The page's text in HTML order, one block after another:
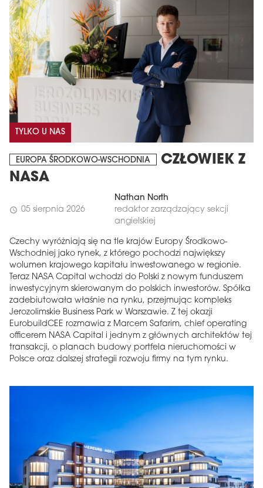
TYLKO U NAS
EUROPA ŚRODKOWO-WSCHODNIA
CZŁOWIEK Z
NASA
schedule 05 sierpnia 2026
Nathan North
redaktor zarządzający sekcji
angielskiej
Czechy wyróżniają się na tle krajów Europy Środkowo-
Wschodniej jako rynek, z którego pochodzi największy
wolumen krajowego kapitału inwestowanego w regionie.
Teraz NASA Capital wchodzi do Polski z nowym funduszem
inwestycyjnym skierowanym do polskich inwestorów. Spółka
zadebiutowała właśnie na rynku, przejmując kompleks
Jerozolimskie Business Park w Warszawie. Z tej okazji
EurobuildCEE rozmawia z Marcem Safarim, chief operating
officerem NASA Capital i jednym z głównych architektów tej
transakcji, o planach budowy portfela nieruchomości w
Polsce oraz dalszej strategii rozwoju firmy na tym rynku.